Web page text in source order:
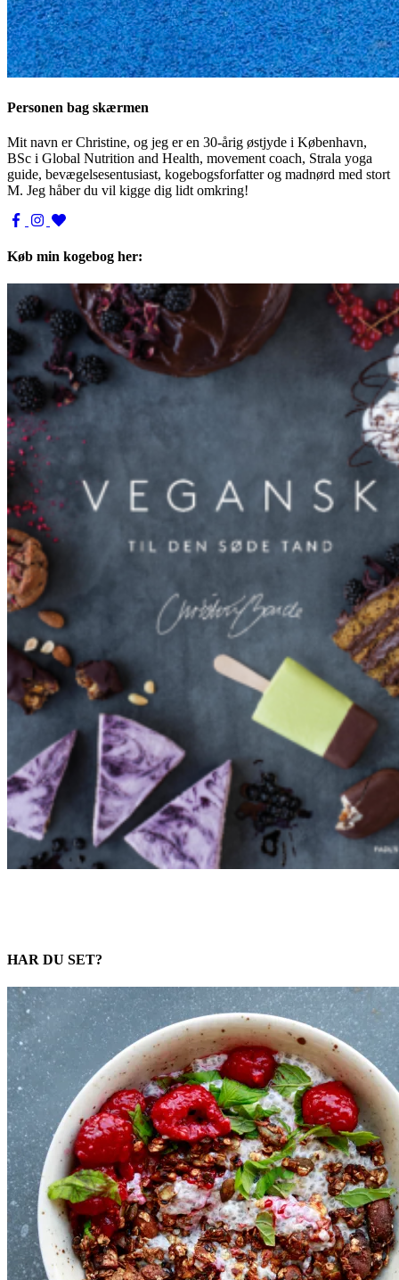
Personen bag skærmen
Mit navn er Christine, og jeg er en 30-årig østjyde i København,
BSc i Global Nutrition and Health, movement coach, Strala yoga
guide, bevægelsesentusiast, kogebogsforfatter og madnørd med stort
M. Jeg håber du vil kigge dig lidt omkring!
Køb min kogebog her:
HAR DU SET?